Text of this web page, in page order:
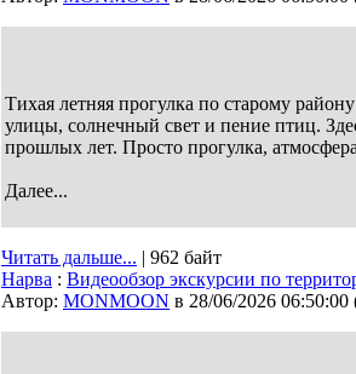
Тихая летняя прогулка по старому
улицы, солнечный свет и пение птиц.
прошлых лет. Просто прогулка,
Далее...
Читать дальше... | 962 байт
Нарва : Видеообзор экскурсии по
Автор: MONMOON в 28/06/2026 06:50:00